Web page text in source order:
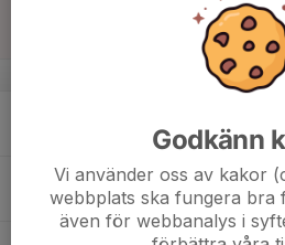
v.34
Godkänn
Vi använder oss av kakor
webbplats ska fungera bra
även för webbanalys i